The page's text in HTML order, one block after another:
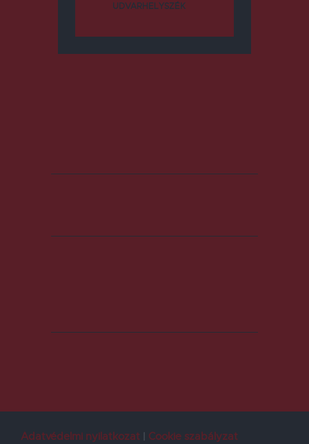
UDVARHELYSZÉK
Adatvédelmi nyilatkozat
Cookie szabályzat